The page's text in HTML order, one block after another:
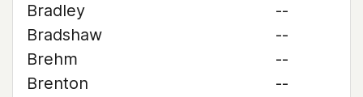
Bradley
--
Bradshaw
--
Brehm
--
Brenton
--